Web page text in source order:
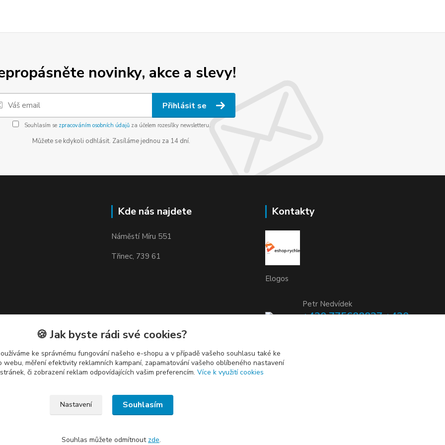
novinky, akce a slevy!
Přihlásit se
Souhlasím se zpracováním osobních údajůza účelem rozesílky newsletteru.
Můžete se kdykoli odhlásit. Zasíláme jednou za 14 dní.
Kde nás najdete
Náměstí Míru 551
Třinec, 739 61
Kontakty
Elogos
Petr Nedvídek
+420 775688827 +420
info@elogos.cz
🍪 Jak byste rádi své cookies?
ke správnému fungování našeho e-shopu a v případě vašeho souhlasu také ke
měření efektivity reklamních kampaní, zapamatování vašeho oblíbeného nastavení
či zobrazení reklam odpovídajících vašim preferencím. Více k využití cookies
Nastavení Souhlasím
Souhlas můžete odmítnout zde.